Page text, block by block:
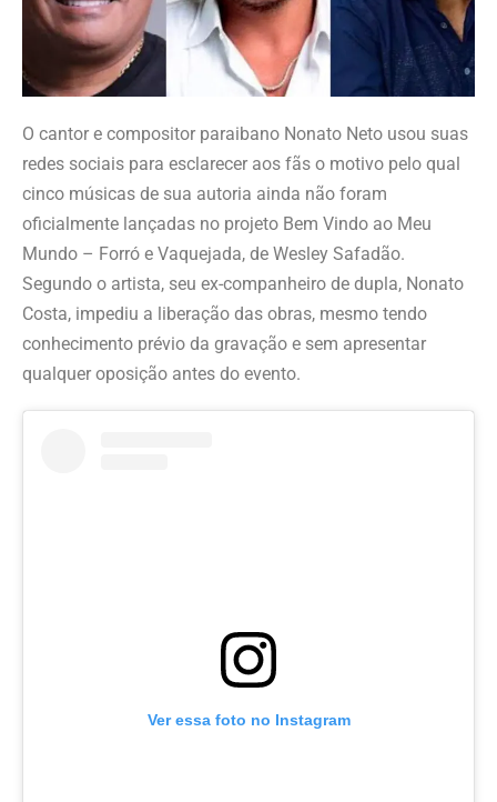
O cantor e compositor paraibano Nonato Neto usou suas
redes sociais para esclarecer aos fãs o motivo pelo qual
cinco músicas de sua autoria ainda não foram
oficialmente lançadas no projeto Bem Vindo ao Meu
Mundo – Forró e Vaquejada, de Wesley Safadão.
Segundo o artista, seu ex-companheiro de dupla, Nonato
Costa, impediu a liberação das obras, mesmo tendo
conhecimento prévio da gravação e sem apresentar
qualquer oposição antes do evento.
Ver essa foto no Instagram